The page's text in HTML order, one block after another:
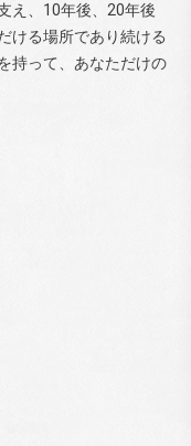
え、10年後、20年後
ける場所であり続ける
持って、あなただけの